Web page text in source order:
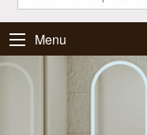
Menu